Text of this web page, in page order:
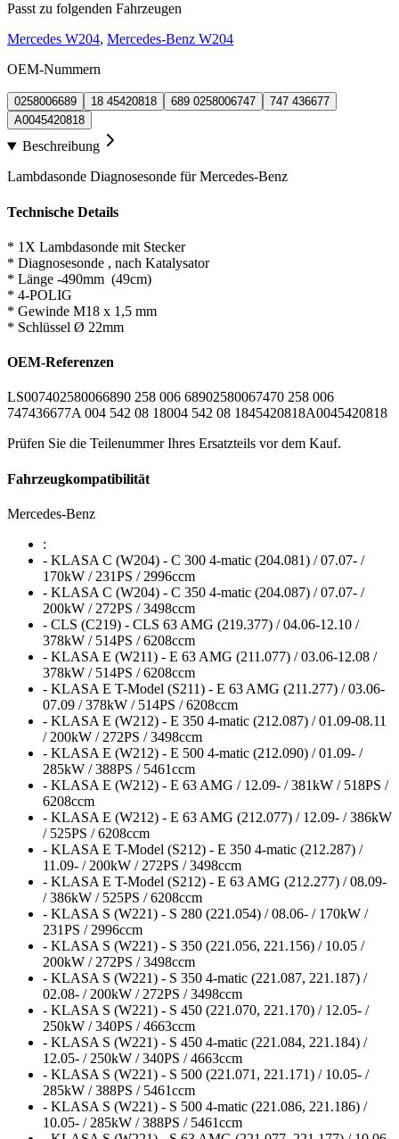
Passt zu folgenden Fahrzeugen
Mercedes W204, Mercedes-Benz W204
OEM-Nummern
0258006689 18 45420818 689 0258006747
747 436677
A0045420818
Beschreibung
Lambdasonde Diagnosesonde für Mercedes-Benz
Technische Details
* 1X Lambdasonde mit Stecker
* Diagnosesonde , nach Katalysator
* Länge -490mm (49cm)
* 4-POLIG
* Gewinde M18 x 1,5 mm
* Schlüssel Ø 22mm
OEM-Referenzen
LS007402580066890 258 006 68902580067470 258 006
747436677A 004 542 08 18004 542 08 1845420818A0045420818
Prüfen Sie die Teilenummer Ihres Ersatzteils vor dem Kauf.
Fahrzeugkompatibilität
Mercedes-Benz
:
- KLASA C (W204) - C 300 4-matic (204.081) / 07.07- /
170kW / 231PS / 2996ccm
- KLASA C (W204) - C 350 4-matic (204.087) / 07.07- /
200kW / 272PS / 3498ccm
- CLS (C219) - CLS 63 AMG (219.377) / 04.06-12.10 /
378kW / 514PS / 6208ccm
- KLASA E (W211) - E 63 AMG (211.077) / 03.06-12.08 /
378kW / 514PS / 6208ccm
- KLASA E T-Model (S211) - E 63 AMG (211.277) / 03.06-
07.09 / 378kW / 514PS / 6208ccm
- KLASA E (W212) - E 350 4-matic (212.087) / 01.09-08.11
/ 200kW / 272PS / 3498ccm
- KLASA E (W212) - E 500 4-matic (212.090) / 01.09- /
285kW / 388PS / 5461ccm
- KLASA E (W212) - E 63 AMG / 12.09- / 381kW / 518PS /
6208ccm
- KLASA E (W212) - E 63 AMG (212.077) / 12.09- / 386kW
/ 525PS / 6208ccm
- KLASA E T-Model (S212) - E 350 4-matic (212.287) /
11.09- / 200kW / 272PS / 3498ccm
- KLASA E T-Model (S212) - E 63 AMG (212.277) / 08.09-
/ 386kW / 525PS / 6208ccm
- KLASA S (W221) - S 280 (221.054) / 08.06- / 170kW /
231PS / 2996ccm
- KLASA S (W221) - S 350 (221.056, 221.156) / 10.05 /
200kW / 272PS / 3498ccm
- KLASA S (W221) - S 350 4-matic (221.087, 221.187) /
02.08- / 200kW / 272PS / 3498ccm
- KLASA S (W221) - S 450 (221.070, 221.170) / 12.05- /
250kW / 340PS / 4663ccm
- KLASA S (W221) - S 450 4-matic (221.084, 221.184) /
12.05- / 250kW / 340PS / 4663ccm
- KLASA S (W221) - S 500 (221.071, 221.171) / 10.05- /
285kW / 388PS / 5461ccm
- KLASA S (W221) - S 500 4-matic (221.086, 221.186) /
10.05- / 285kW / 388PS / 5461ccm